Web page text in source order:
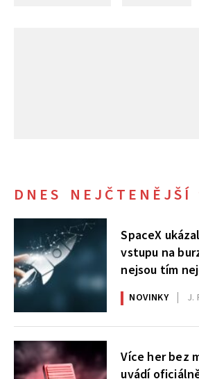
DNES NEJČTENĚJŠÍ
SpaceX
vstupu na
nejsou tím
NOVINKY J.
Více her bez
uvádí